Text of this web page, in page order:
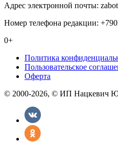
Адрес электронной почты:
Номер телефона редакции:
0+
Политика
Пользовательское
Оферта
© 2000-2026, © ИП Нацкевич